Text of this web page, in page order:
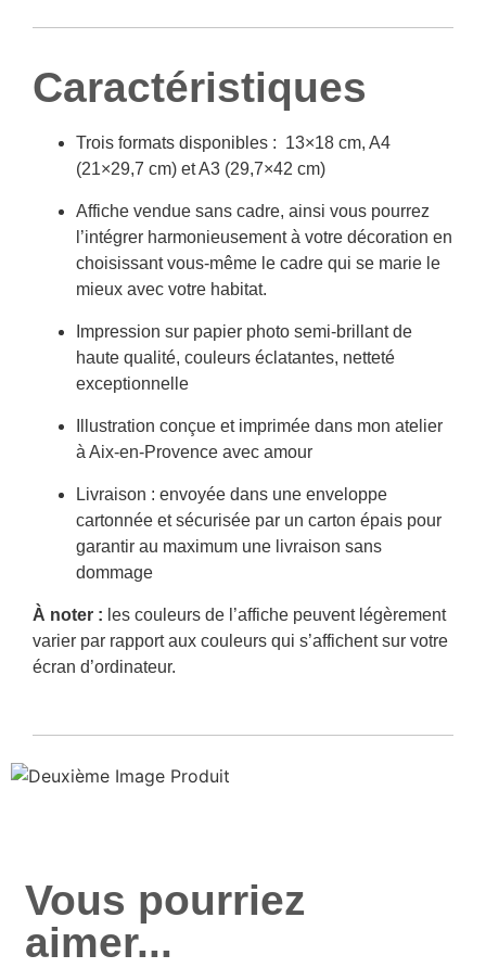
Caractéristiques
Trois formats disponibles : 13×18 cm, A4
(21×29,7 cm) et A3 (29,7×42 cm)
Affiche vendue sans cadre, ainsi vous pourrez
l’intégrer harmonieusement à votre décoration en
choisissant vous-même le cadre qui se marie le
mieux avec votre habitat.
Impression sur papier photo semi-brillant de
haute qualité, couleurs éclatantes, netteté
exceptionnelle
Illustration conçue et imprimée dans mon atelier
à Aix-en-Provence avec amour
Livraison : envoyée dans une enveloppe
cartonnée et sécurisée par un carton épais pour
garantir au maximum une livraison sans
dommage
À noter : les couleurs de l’affiche peuvent légèrement
varier par rapport aux couleurs qui s’affichent sur votre
écran d’ordinateur.
Vous pourriez
aimer...